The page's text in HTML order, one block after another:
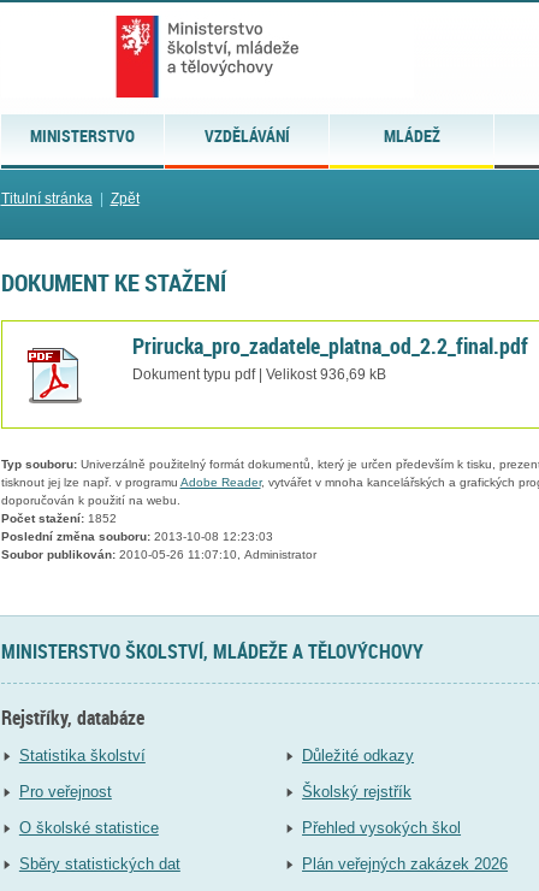
MINISTERSTVO VZDĚLÁVÁNÍ MLÁDEŽ
Titulní stránka| Zpět
DOKUMENT KE STAŽENÍ
Prirucka_pro_zadatele_platna_od_2.2_final.pdf
Dokument typu pdf | Velikost 936,69 kB
Typ souboru:Univerzálně použitelný formát dokumentů, který je určen především k tisku,
tisknout jej lze např. v programu Adobe Reader, vytvářet v mnoha kancelářských a grafických
doporučován k použití na webu.
Počet stažení:1852
Poslední změna souboru:2013-10-08 12:23:03
Soubor publikován:2010-05-26 11:07:10, Administrator
MINISTERSTVO ŠKOLSTVÍ, MLÁDEŽE A TĚLOVÝCHOVY
Rejstříky, databáze
Statistika školství
Pro veřejnost
O školské statistice
Sběry statistických dat
Důležité odkazy
Školský rejstřík
Přehled vysokých škol
Plán veřejných zakázek 2026